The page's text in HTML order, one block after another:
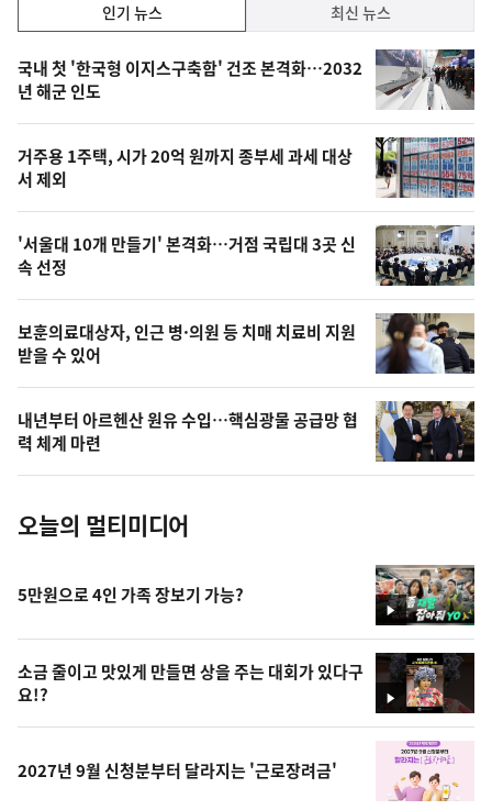
기,
최
신,
오
늘
의
영
상
오
늘
의
사
진
인기 뉴스 최신 뉴스
기
뉴
스
국내 첫 '한국형 이지스구축함' 건조 본격화…2032
년 해군 인도
거주용 1주택, 시가 20억 원까지 종부세 과세 대상
서 제외
'서울대 10개 만들기' 본격화…거점 국립대 3곳 신
속 선정
보훈의료대상자, 인근 병·의원 등 치매 치료비 지원
받을 수 있어
내년부터 아르헨산 원유 수입…핵심광물 공급망 협
력 체계 마련
오늘의 멀티미디어
영
상
5만원으로 4인 가족 장보기 가능?
영
상
소금 줄이고 맛있게 만들면 상을 주는 대회가 있다구
요!?
2027년 9월 신청분부터 달라지는 '근로장려금'